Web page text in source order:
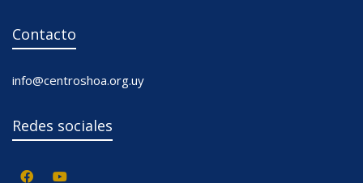
Contacto
info@centroshoa.org.uy
Redes sociales